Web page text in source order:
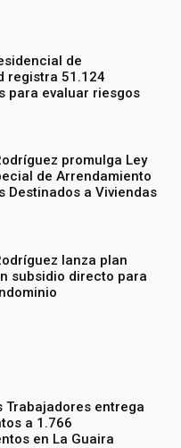
de
registra 51.124
para evaluar riesgos
promulga Ley
de Arrendamiento
Destinados a Viviendas
lanza plan
subsidio directo para
Trabajadores entrega
a 1.766
en La Guaira